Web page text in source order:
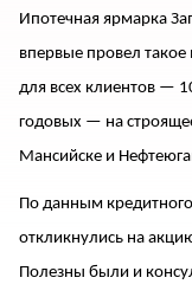
Ипотечная ярмарка
впервые провел
для всех клиентов —
годовых — на
Мансийске и
По данным
откликнулись на
Полезны были и